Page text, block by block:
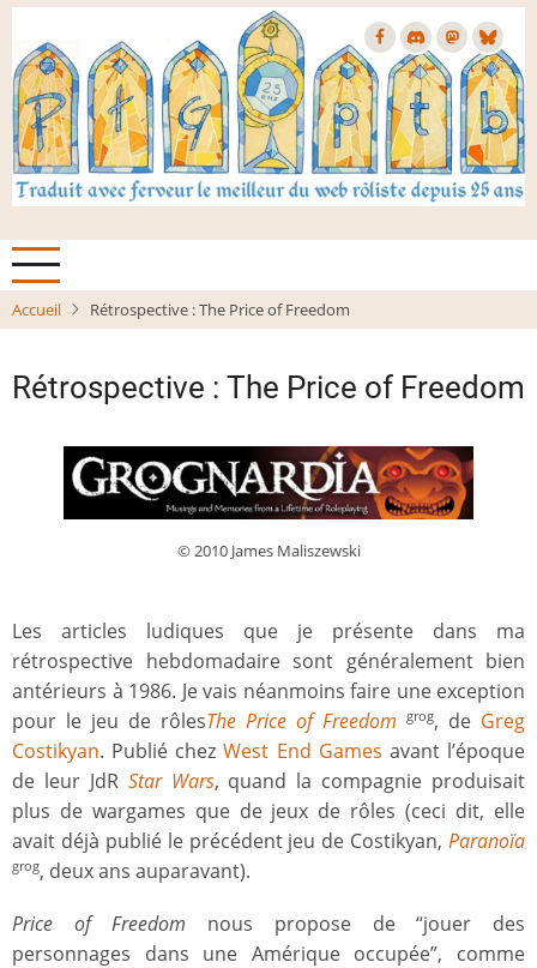
Aller
contenu
principal
Accueil Rétrospective : The Price of Freedom
Rétrospective : The Price of Freedom
© 2010 James Maliszewski
Les articles ludiques que je présente dans ma
rétrospective hebdomadaire sont généralement bien
antérieurs à 1986. Je vais néanmoins faire une exception
pour le jeu de rôlesThe Price of Freedom grog, de Greg
Costikyan. Publié chezWest End Games avant l’époque
de leur JdR Star Wars, quand la compagnie produisait
plus de wargames que de jeux de rôles (ceci dit, elle
avait déjà publié le précédent jeu de Costikyan, Paranoïa
grog, deux ans auparavant).
Price of Freedom nous propose de “jouer des
personnages dans une Amérique occupée”, comme